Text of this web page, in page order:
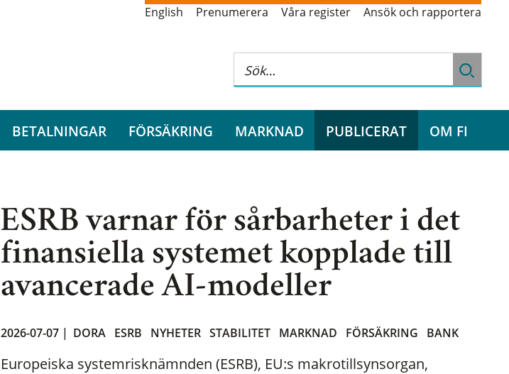
English Prenumerera Våra register Ansök och rapportera
BETALNINGAR FÖRSÄKRING MARKNAD PUBLICERAT OM FI
ESRB varnar för sårbarheter i det
finansiella systemet kopplade till
avancerade AI-modeller
2026-07-07 | DORA ESRB NYHETER STABILITET MARKNAD FÖRSÄKRING BANK
Europeiska systemrisknämnden (ESRB), EU:s makrotillsynsorgan,